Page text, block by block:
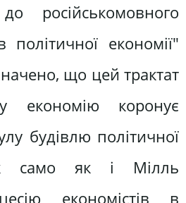
російськомовного
економії"
що цей трактат
економію коронує
будівлю політичної
само як і Мілль
економістів в